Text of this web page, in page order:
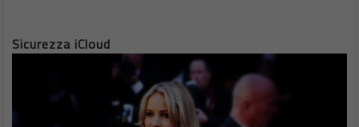
Sicurezza iCloud